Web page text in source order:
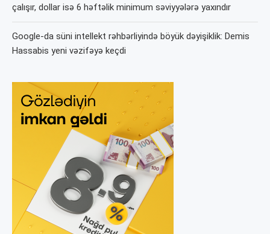
çalışır, dollar isə 6 həftəlik minimum səviyyələrə yaxındır
Google-da süni intellekt rəhbərliyində böyük dəyişiklik: Demis
Hassabis yeni vəzifəyə keçdi